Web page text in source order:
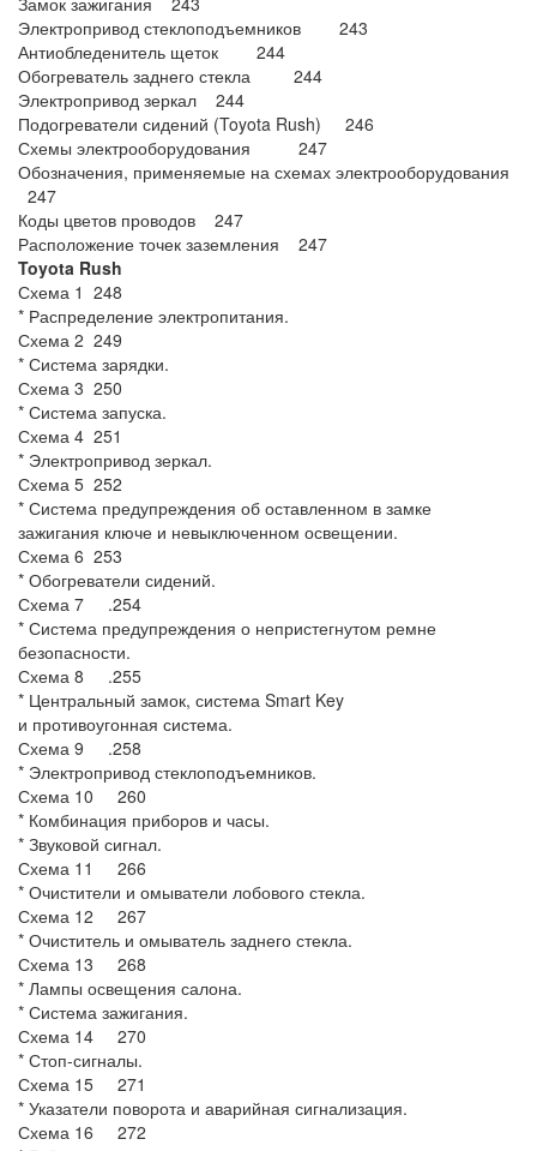
Электропривод стеклоподъемников 243
Антиобледенитель щеток 244
Обогреватель заднего стекла 244
Электропривод зеркал 244
Подогреватели сидений (Toyota Rush) 246
Схемы электрооборудования 247
Обозначения, применяемые на схемах электрооборудования
247
Коды цветов проводов 247
Расположение точек заземления 247
Toyota Rush
Схема 1 248
* Распределение электропитания.
Схема 2 249
* Система зарядки.
Схема 3 250
* Система запуска.
Схема 4 251
* Электропривод зеркал.
Схема 5 252
* Система предупреждения об оставленном в замке
зажигания ключе и невыключенном освещении.
Схема 6 253
* Обогреватели сидений.
Схема 7 .254
* Система предупреждения о непристегнутом ремне
безопасности.
Схема 8 .255
* Центральный замок, система Smart Key
и противоугонная система.
Схема 9 .258
* Электропривод стеклоподъемников.
Схема 10 260
* Комбинация приборов и часы.
* Звуковой сигнал.
Схема 11 266
* Очистители и омыватели лобового стекла.
Схема 12 267
* Очиститель и омыватель заднего стекла.
Схема 13 268
* Лампы освещения салона.
* Система зажигания.
Схема 14 270
* Стоп-сигналы.
Схема 15 271
* Указатели поворота и аварийная сигнализация.
Схема 16 272